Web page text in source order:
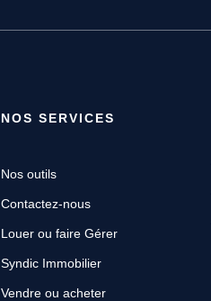
NOS SERVICES
Nos outils
Contactez-nous
Louer ou faire Gérer
Syndic Immobilier
Vendre ou acheter